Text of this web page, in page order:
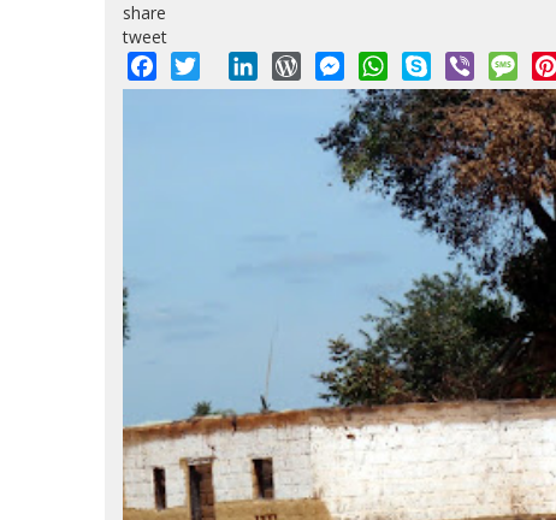
share
tweet
Facebook
Twitter LinkedInWordPressMessengerWhatsApp
Skype Viber